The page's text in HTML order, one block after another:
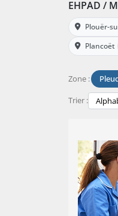
EHPAD /
Plouër-
Plancoët
Zone :
Trier :